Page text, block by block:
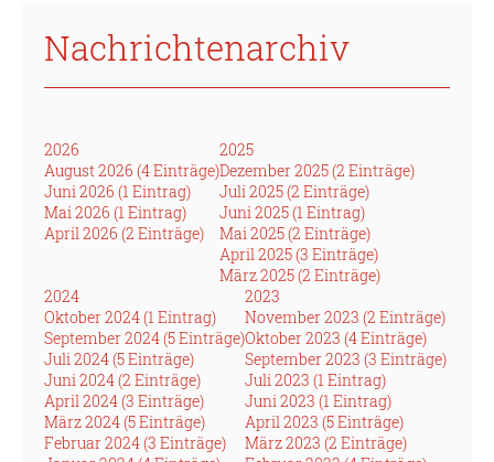
Nachrichtenarchiv
2026
August 2026 (4 Einträge)
Juni 2026 (1 Eintrag)
Mai 2026 (1 Eintrag)
April 2026 (2 Einträge)
2025
Dezember 2025 (2 Einträge)
Juli 2025 (2 Einträge)
Juni 2025 (1 Eintrag)
Mai 2025 (2 Einträge)
April 2025 (3 Einträge)
März 2025 (2 Einträge)
2024
Oktober 2024 (1 Eintrag)
September 2024 (5 Einträge)
Juli 2024 (5 Einträge)
Juni 2024 (2 Einträge)
April 2024 (3 Einträge)
März 2024 (5 Einträge)
Februar 2024 (3 Einträge)
2023
November 2023 (2 Einträge)
Oktober 2023 (4 Einträge)
September 2023 (3 Einträge)
Juli 2023 (1 Eintrag)
Juni 2023 (1 Eintrag)
April 2023 (5 Einträge)
März 2023 (2 Einträge)